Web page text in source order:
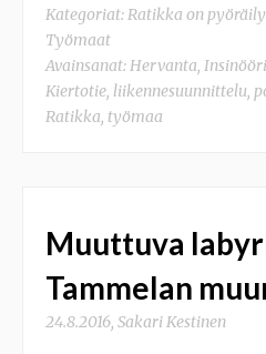
Kategoriat:Ratikka on
Työmaat
Avainsanat:Hervanta,
Kiertotie, liikennesuunnittelu,
Ratikka, työmaa
Muuttuva
Tammelan
24.8.2016, Sakari Kestinen